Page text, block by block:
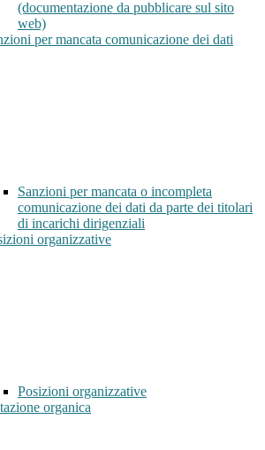
(documentazione da pubblicare sul sito
web)
per mancata comunicazione dei dati
Sanzioni per mancata o incompleta
comunicazione dei dati da parte dei titolari
di incarichi dirigenziali
organizzative
Posizioni organizzative
organica